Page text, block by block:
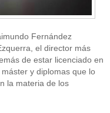
Fernández
el director más
de estar licenciado en
y diplomas que lo
la materia de los